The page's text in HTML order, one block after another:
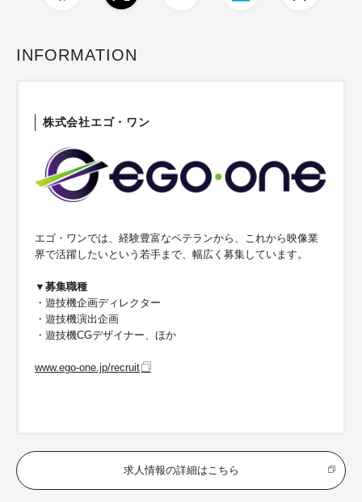
INFORMATION
株式会社エゴ・ワン
エゴ・ワンでは、経験豊富なベテランから、これから映像業
界で活躍したいという若手まで、幅広く募集しています。
▼募集職種
・遊技機企画ディレクター
・遊技機演出企画
・遊技機CGデザイナー、ほか
www.ego-one.jp/recruit
求人情報の詳細はこちら